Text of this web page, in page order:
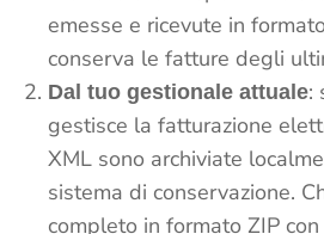
emesse e ricevute in
conserva le fatture degli
Dal tuo gestionale attuale:
gestisce la fatturazione
XML sono archiviate
sistema di conservazione.
completo in formato ZIP